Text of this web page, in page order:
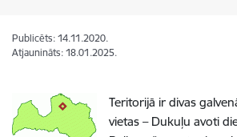
Publicēts: 14.11.2020.
Atjaunināts: 18.01.2025.
Teritorijā ir divas
vietas – Dukuļu avoti